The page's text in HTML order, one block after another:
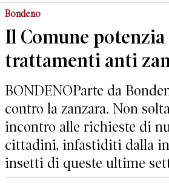
Bondeno
Il Comune potenzia
trattamenti anti
BONDENOParte da
contro la zanzara. Non
incontro alle richieste di
cittadini, infastiditi dalla
insetti di queste ultime